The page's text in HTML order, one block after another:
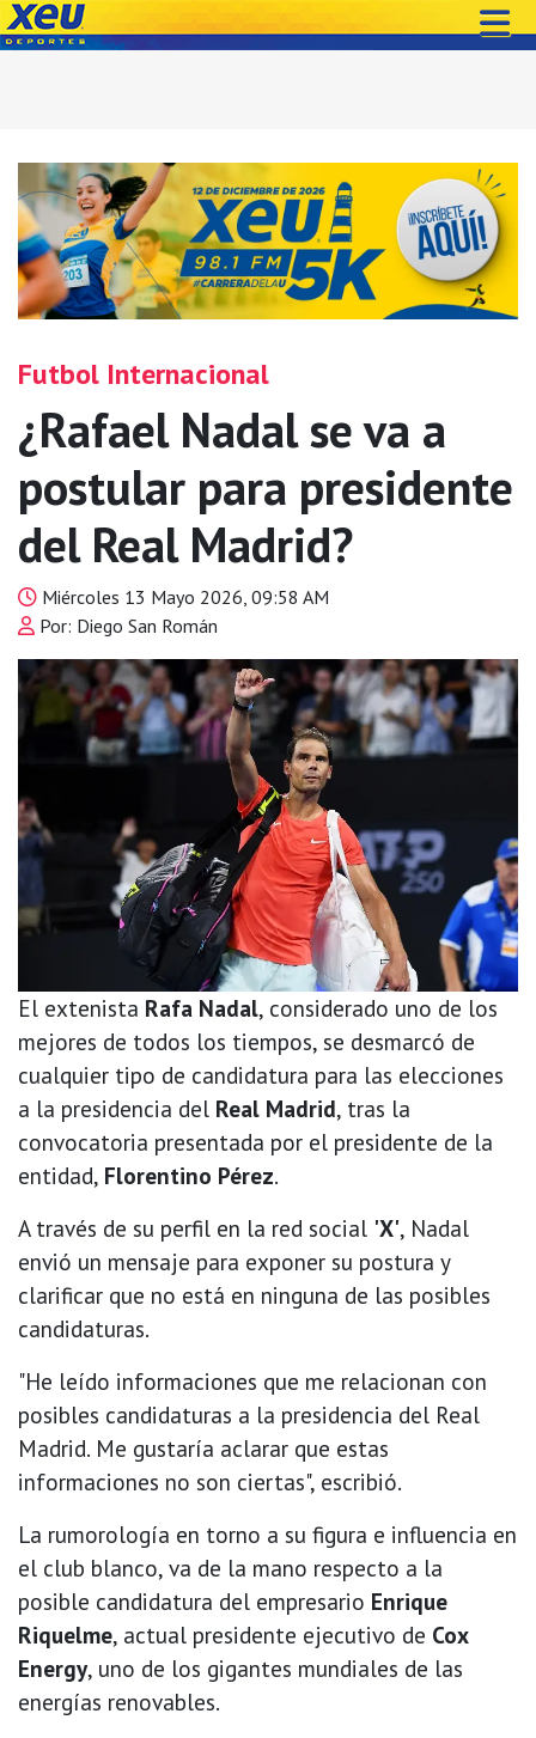
Futbol Internacional
¿Rafael Nadal se va a
postular para presidente
del Real Madrid?
Miércoles 13 Mayo 2026, 09:58 AM
Por: Diego San Román
El extenista Rafa Nadal, considerado uno de los
mejores de todos los tiempos, se desmarcó de
cualquier tipo de candidatura para las elecciones
a la presidencia del Real Madrid, tras la
convocatoria presentada por el presidente de la
entidad, Florentino Pérez.
A través de su perfil en la red social 'X', Nadal
envió un mensaje para exponer su postura y
clarificar que no está en ninguna de las posibles
candidaturas.
"He leído informaciones que me relacionan con
posibles candidaturas a la presidencia del Real
Madrid. Me gustaría aclarar que estas
informaciones no son ciertas", escribió.
La rumorología en torno a su figura e influencia en
el club blanco, va de la mano respecto a la
posible candidatura del empresario Enrique
Riquelme, actual presidente ejecutivo de Cox
Energy, uno de los gigantes mundiales de las
energías renovables.